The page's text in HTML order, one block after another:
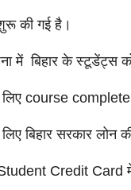
की गई है।
में बिहार के स्टूडेंट्स को
course
बिहार सरकार लोन
Credit Card